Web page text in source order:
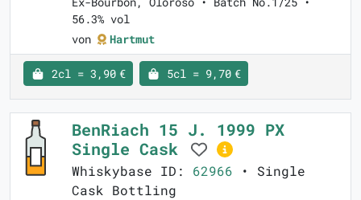
56.3% vol
von
Hartmut
2cl = 3,90 € 5cl = 9,70 €
BenRiach 15 J. 1999 PX
Single Cask
Whiskybase ID: 62966 • Single
Cask Bottling